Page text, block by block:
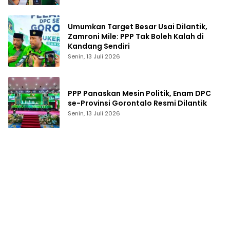
Umumkan Target Besar Usai Dilantik,
Zamroni Mile: PPP Tak Boleh Kalah di
Kandang Sendiri
Senin, 13 Juli 2026
PPP Panaskan Mesin Politik, Enam DPC
se-Provinsi Gorontalo Resmi Dilantik
Senin, 13 Juli 2026